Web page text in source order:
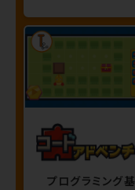
プログラミング